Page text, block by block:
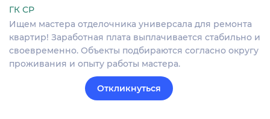
ГК СР
Ищем мастера отделочника универсала для ремонта
квартир! Заработная плата выплачивается стабильно и
своевременно. Объекты подбираются согласно округу
проживания и опыту работы мастера.
Откликнуться